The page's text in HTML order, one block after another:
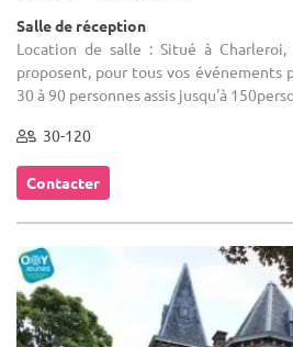
Salle de réception
Location de salle : Situé à Charleroi,
proposent, pour tous vos événements
30 à 90 personnes assis jusqu'à
30-120
Contacter